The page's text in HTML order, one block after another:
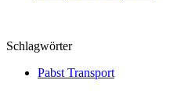
Schlagwörter
Pabst Transport